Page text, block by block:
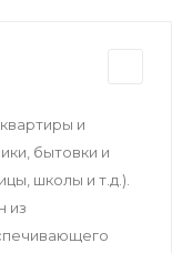
и
бытовки и
школы и т.д.).
из